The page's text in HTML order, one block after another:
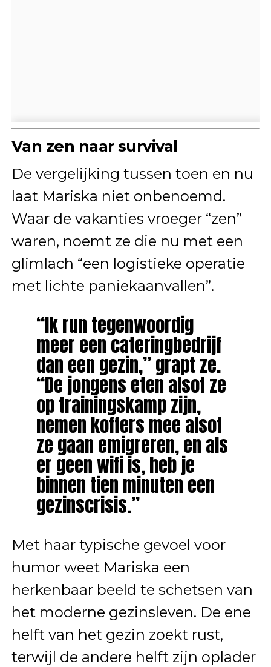
Van zen naar survival
De vergelijking tussen toen en nu
laat Mariska niet onbenoemd.
Waar de vakanties vroeger “zen”
waren, noemt ze die nu met een
glimlach “een logistieke operatie
met lichte paniekaanvallen”.
“Ik run tegenwoordig
meer een cateringbedrijf
dan een gezin,” grapt ze.
“De jongens eten alsof ze
op trainingskamp zijn,
nemen koffers mee alsof
ze gaan emigreren, en als
er geen wifi is, heb je
binnen tien minuten een
gezinscrisis.”
Met haar typische gevoel voor
humor weet Mariska een
herkenbaar beeld te schetsen van
het moderne gezinsleven. De ene
helft van het gezin zoekt rust,
terwijl de andere helft zijn oplader